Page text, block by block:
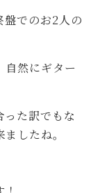
盤でのお2人の
然にギター
た訳でもな
したね。